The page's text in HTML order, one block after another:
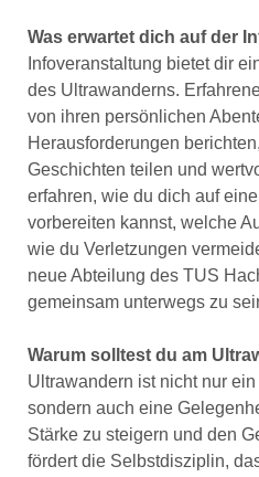
Was erwartet dich auf der
Infoveranstaltung bietet dir
des Ultrawanderns.
von ihren persönlichen
Herausforderungen
Geschichten teilen und
erfahren, wie du dich auf
vorbereiten kannst, welche
wie du Verletzungen
neue Abteilung des TUS
gemeinsam unterwegs zu
Warum solltest du am
Ultrawandern ist nicht nur
sondern auch eine
Stärke zu steigern und den
fördert die Selbstdisziplin,